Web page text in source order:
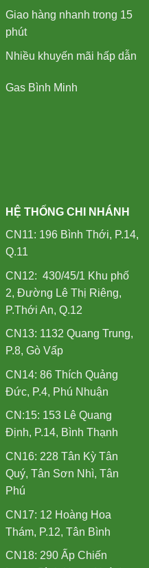
Giao hàng nhanh trong 15
phút
Nhiều khuyến mãi hấp dẫn
Gas Bình Minh
HỆ THỐNG CHI NHÁNH
CN11: 196 Bình Thới, P.14,
Q.11
CN12: 430/45/1 Khu phố
2, Đường Lê Thị Riêng,
P.Thới An, Q.12
CN13: 1132 Quang Trung,
P.8, Gò Vấp
CN14: 86 Thích Quảng
Đức, P.4, Phú Nhuận
CN:15: 153 Lê Quang
Định, P.14, Bình Thạnh
CN16: 228 Tân Kỳ Tân
Quý, Tân Sơn Nhì, Tân
Phú
CN17: 12 Hoàng Hoa
Thám, P.12, Tân Bình
CN18: 290 Ấp Chiến